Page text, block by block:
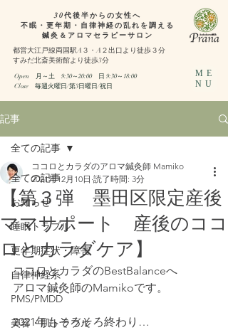
ME
NU
都営大江戸線両国駅A３・A２出口より徒歩３分
​すみだ北斎美術館より徒歩3分
Open 月～土 9:30～20:00
日 9:30～18:00​
​Close 毎週火曜日/第3日曜日/祝日
30代後半からの女性へ
不眠・更年期・自律神経の乱れを調える
鍼灸＆アロマセラピーサロン
記事
全ての記事
お知らせ
睡眠トラブル
更年期症状・障害
自律神経系
PMS/PMDD
美容・肌トラブル
全ての記事
【第３弾 墨田区限定産後
ママサポート 産後のココ
ロとカラダケア】
ココロとカラダのアロマ鍼灸師 Mamiko
2021年12月10日 読了時間: 3分
ココロとカラダのBestBalanceへ
アロマ鍼灸師のMamikoです。
2021年もそろそろ終わり…